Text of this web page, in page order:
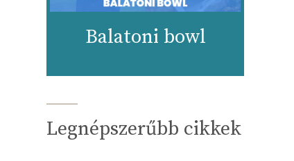
Balatoni bowl
Legnépszerűbb cikkek